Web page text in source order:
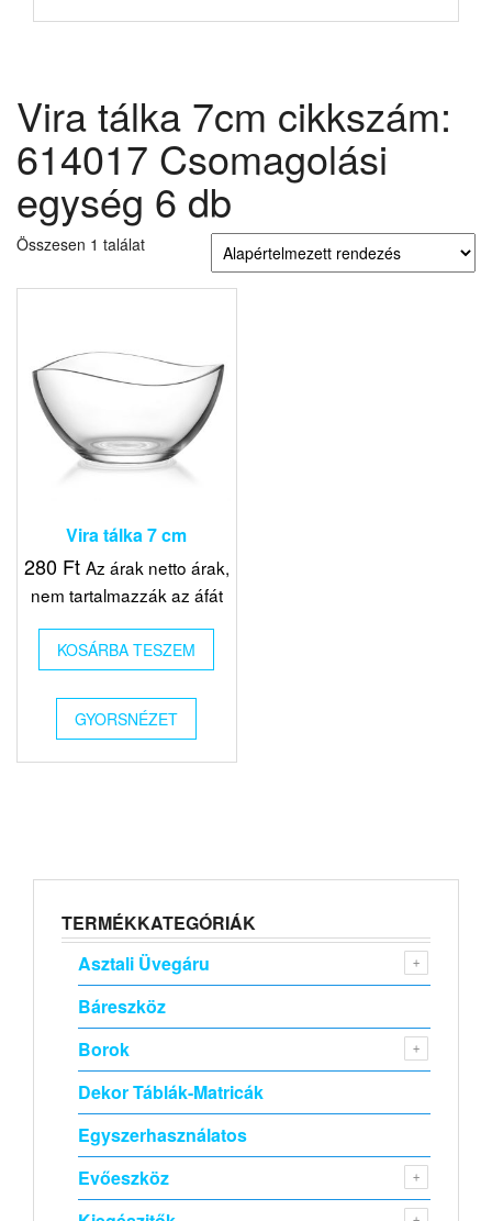
Vira tálka 7cm cikkszám:
614017 Csomagolási
egység 6 db
Összesen 1 találat
Vira tálka 7 cm
280 Ft Az árak netto árak,
nem tartalmazzák az áfát
KOSÁRBA TESZEM
GYORSNÉZET
TERMÉKKATEGÓRIÁK
Asztali Üvegáru
Báreszköz
Borok
Dekor Táblák-Matricák
Egyszerhasználatos
Evőeszköz